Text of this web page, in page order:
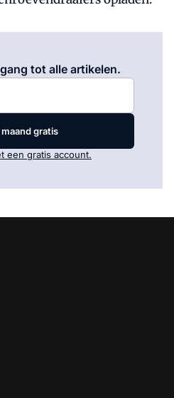
tot alle artikelen.
maand gratis
een gratis account.